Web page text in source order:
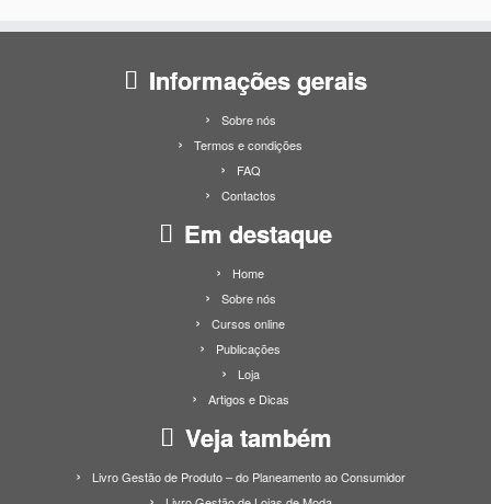
Informações gerais
Sobre nós
Termos e condições
FAQ
Contactos
Em destaque
Home
Sobre nós
Cursos online
Publicações
Loja
Artigos e Dicas
Veja também
Livro Gestão de Produto – do Planeamento ao Consumidor